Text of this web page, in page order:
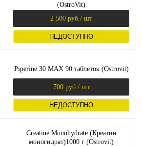
(OstroVit)
2 500 руб. / шт
НЕДОСТУПНО
Piperine 30 MAX 90 таблеток (Ostrovit)
700 руб. / шт
НЕДОСТУПНО
Creatine Monohydrate (Креатин
моногидрат)1000 г (Ostrovit)